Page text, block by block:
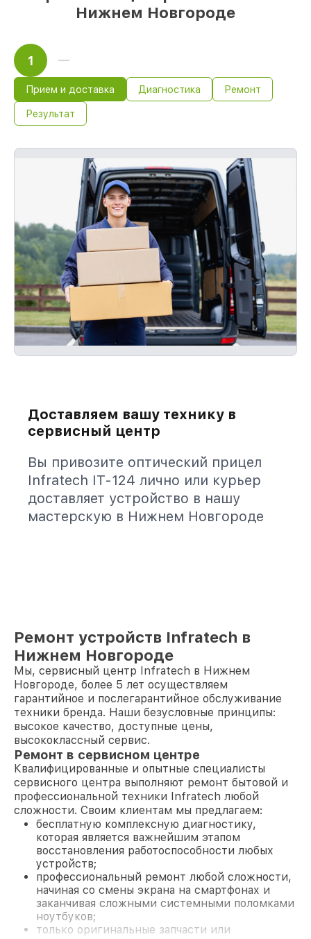
Нижнем Новгороде
1
Прием и доставка Диагностика Ремонт
Результат
Доставляем вашу технику в
сервисный центр
Вы привозите оптический прицел
Infratech IT-124 лично или курьер
доставляет устройство в нашу
мастерскую в Нижнем Новгороде
Ремонт устройств Infratech в
Нижнем Новгороде
Мы, сервисный центр Infratech в Нижнем
Новгороде, более 5 лет осуществляем
гарантийное и послегарантийное обслуживание
техники бренда. Наши безусловные принципы:
высокое качество, доступные цены,
высококлассный сервис.
Ремонт в сервисном центре
Квалифицированные и опытные специалисты
сервисного центра выполняют ремонт бытовой и
профессиональной техники Infratech любой
сложности. Своим клиентам мы предлагаем:
бесплатную комплексную диагностику,
которая является важнейшим этапом
восстановления работоспособности любых
устройств;
профессиональный ремонт любой сложности,
начиная со смены экрана на смартфонах и
заканчивая сложными системными поломками
ноутбуков;
только оригинальные запчасти или